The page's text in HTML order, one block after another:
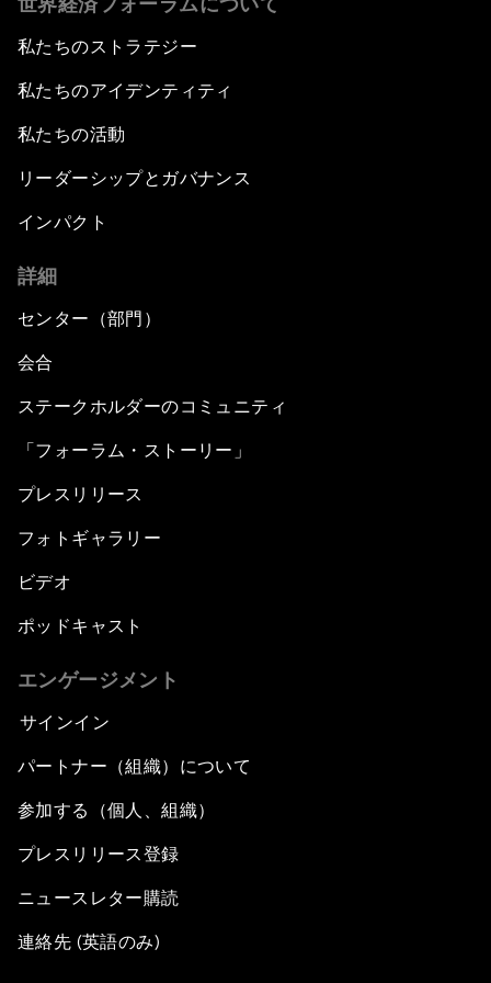
私たちのストラテジー
私たちのアイデンティティ
私たちの活動
リーダーシップとガバナンス
インパクト
詳細
センター（部門）
会合
ステークホルダーのコミュニティ
「フォーラム・ストーリー」
プレスリリース
フォトギャラリー
ビデオ
ポッドキャスト
エンゲージメント
サインイン
パートナー（組織）について
参加する（個人、組織）
プレスリリース登録
ニュースレター購読
連絡先 (英語のみ)